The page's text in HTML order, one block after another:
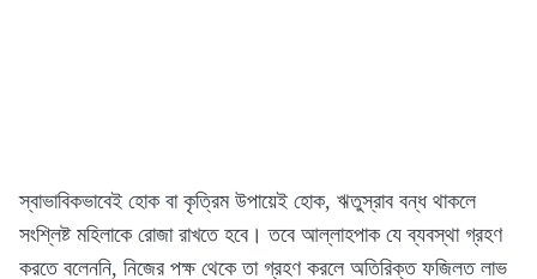
স্বাভাবিকভাবেই হোক বা কৃত্রিম উপায়েই হোক, ঋতুস্রাব বন্ধ থাকলে
সংশ্লিষ্ট মহিলাকে রোজা রাখতে হবে। তবে আল্লাহপাক যে ব্যবস্থা গ্রহণ
করতে বলেননি, নিজের পক্ষ থেকে তা গ্রহণ করলে অতিরিক্ত ফজিলত লাভ